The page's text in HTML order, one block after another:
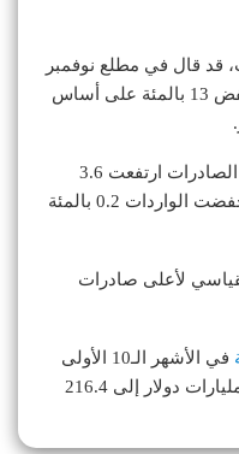
قد قال في مطلع نوفمبر
الجاري، إن العجز التجاري للبلاد انخفض 13 بالمئة على أساس
وأضاف بولات في مؤتمر صحفي أن الصادرات ارتفعت 3.6
بالمئة إلى 23.6 مليار دولار، بينما انخفضت الواردات 0.2 بالمئة
لأعلى صادرات
في الأشهر الـ10 الأولى
من العام الجاري ارتفعت من 209.7 مليارات دولار إلى 216.4